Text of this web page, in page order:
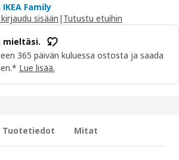
IKEA Family
sisään | Tutustu etuihin
mieltäsi.
365 päivän kuluessa ostosta ja saada
Lue lisää.
Tuotetiedot Mitat